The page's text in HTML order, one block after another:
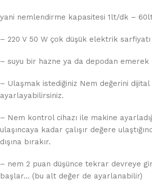
yani nemlendirme kapasitesi 1lt/dk –
– 220 V 50 W çok düşük elektrik
– suyu bir hazne ya da depodan emerek
– Ulaşmak istediğiniz Nem değerini
ayarlayabilirsiniz.
– Nem kontrol cihazı ile makine
ulaşıncaya kadar çalışır değere
dışına bırakır.
– nem 2 puan düşünce tekrar devreye
başlar… (bu alt değer de ayarlanabilir)